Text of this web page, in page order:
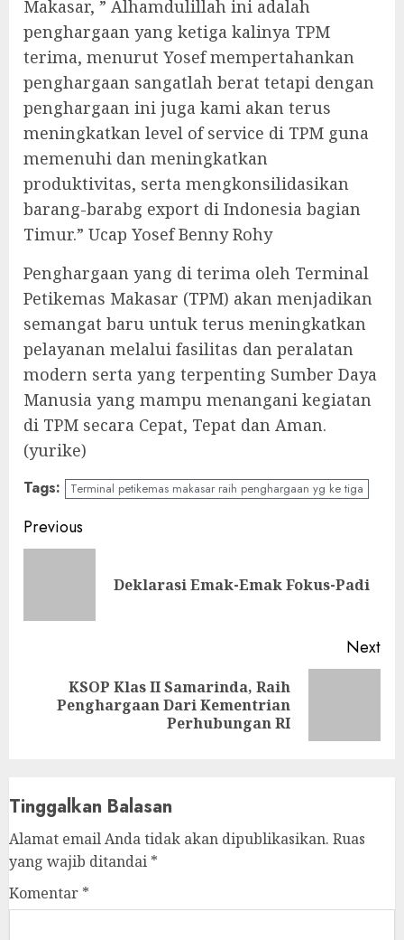
Makasar, ” Alhamdulillah ini adalah
penghargaan yang ketiga kalinya TPM
terima, menurut Yosef mempertahankan
penghargaan sangatlah berat tetapi dengan
penghargaan ini juga kami akan terus
meningkatkan level of service di TPM guna
memenuhi dan meningkatkan
produktivitas, serta mengkonsilidasikan
barang-barabg export di Indonesia bagian
Timur.” Ucap Yosef Benny Rohy
Penghargaan yang di terima oleh Terminal
Petikemas Makasar (TPM) akan menjadikan
semangat baru untuk terus meningkatkan
pelayanan melalui fasilitas dan peralatan
modern serta yang terpenting Sumber Daya
Manusia yang mampu menangani kegiatan
di TPM secara Cepat, Tepat dan Aman.
(yurike)
Tags: Terminal petikemas makasar raih penghargaan yg ke tiga
Continue
Previous
Deklarasi Emak-Emak Fokus-Padi
Next
Next
KSOP Klas II Samarinda, Raih
Penghargaan Dari Kementrian
Perhubungan RI
Tinggalkan Balasan
Alamat email Anda tidak akan dipublikasikan. Ruas
yang wajib ditandai *
Komentar *